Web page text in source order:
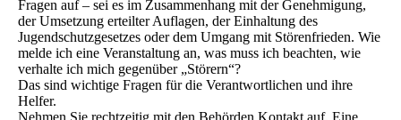
Fragen auf – sei es im Zusammenhang mit derGenehmigung,
der Umsetzung erteilter Auflagen, der Einhaltung des
Jugendschutzgesetzes oder dem Umgang mit Störenfrieden. Wie
melde ich eine Veranstaltung an, was muss ich beachten, wie
verhalte ich mich gegenüber „Störern“?
Das sind wichtige Fragen für die Verantwortlichen und ihre
Helfer.